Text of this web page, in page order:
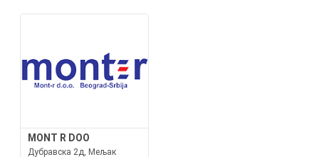
MONT R DOO
Дубравска 2д, Мељак